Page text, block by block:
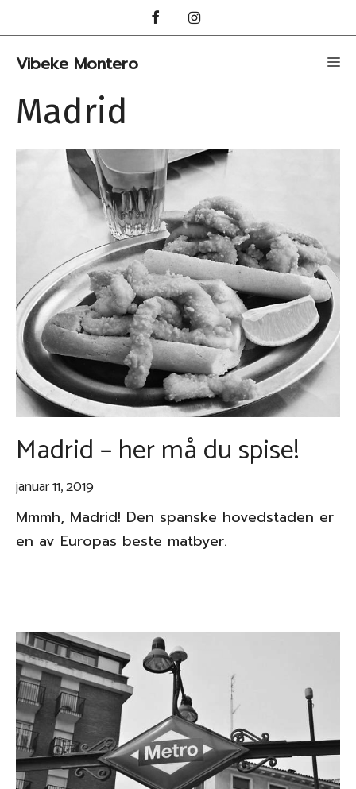
til
innhold
Vibeke Montero
Madrid
Madrid – her må du spise!
januar 11, 2019
Mmmh, Madrid! Den spanske hovedstaden er
en av Europas beste matbyer.